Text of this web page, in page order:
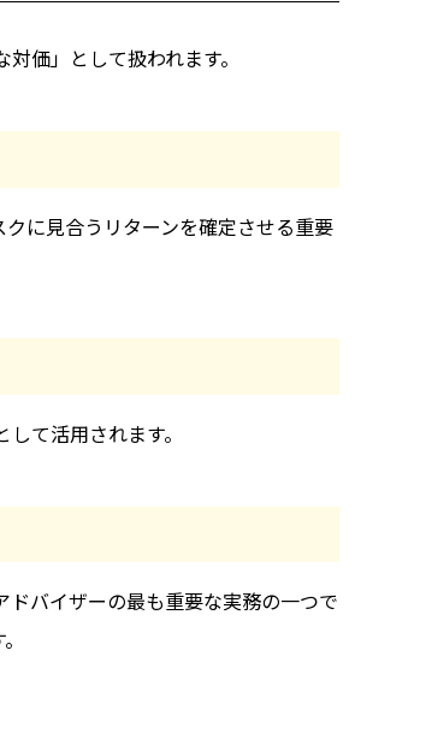
価」として扱われます。
に見合うリターンを確定させる重要
て活用されます。
バイザーの最も重要な実務の一つで